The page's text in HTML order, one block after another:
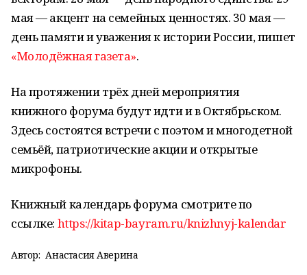
мая — акцент на семейных ценностях. 30 мая —
день памяти и уважения к истории России, пишет
«Молодёжная газета».
На протяжении трёх дней мероприятия
книжного форума будут идти и в Октябрьском.
Здесь состоятся встречи с поэтом и многодетной
семьёй, патриотические акции и открытые
микрофоны.
Книжный календарь форума смотрите по
ссылке: https://kitap-bayram.ru/knizhnyj-kalendar
Автор: Анастасия Аверина